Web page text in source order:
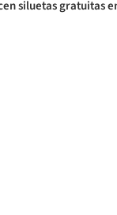
siluetas gratuitas